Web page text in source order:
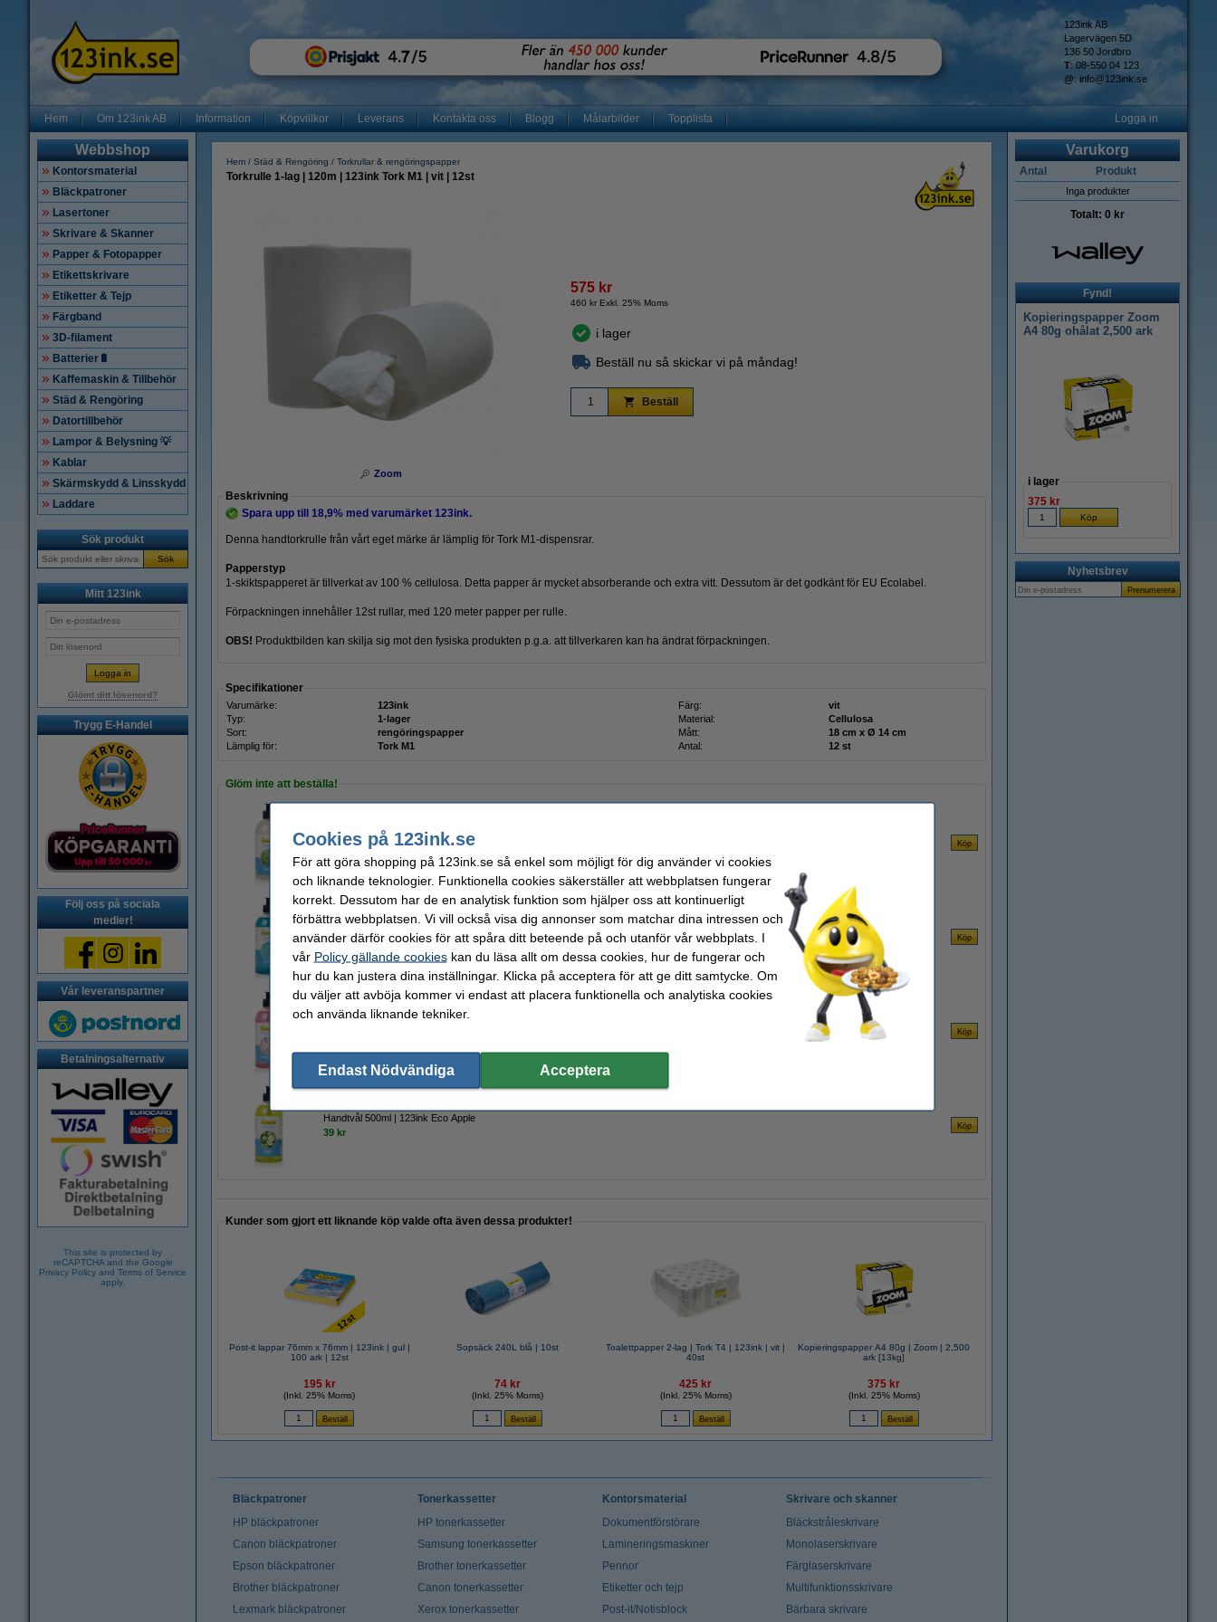
123ink AB
Lagervägen 5D
136 50 Jordbro
T: 08-550 04 123
@: info@123ink.se
Hem Om 123ink AB Information Köpvillkor Leverans Kontakta oss Blogg Målarbilder Topplista Logga in
Webbshop
Kontorsmaterial
Bläckpatroner
Lasertoner
Skrivare & Skanner
Papper & Fotopapper
Etikettskrivare
Etiketter & Tejp
Färgband
3D-filament
Batterier🔋
Kaffemaskin & Tillbehör
Städ & Rengöring
Datortillbehör
Lampor & Belysning 💡
Kablar
Skärmskydd & Linsskydd
Laddare
Sök produkt
Sök
Mitt 123ink
Glömt ditt lösenord?
Trygg E-Handel
Följ oss på sociala
medier!
Vår leveranspartner
Betalningsalternativ
This site is protected by
reCAPTCHA and the Google
Privacy Policy and Terms of Service
apply.
Hem Städ & Rengöring Torkrullar & rengöringspapper
Torkrulle 1-lag | 120m | 123ink Tork M1 | vit | 12st
Zoom
575 kr
460 kr Exkl. 25% Moms
i lager
Beställ nu så skickar vi på måndag!
Beställ
Beskrivning
Spara upp till 18,9% med varumärket 123ink.
Denna handtorkrulle från vårt eget märke är lämplig för Tork M1-dispensrar.
Papperstyp
1-skiktspapperet är tillverkat av 100 % cellulosa. Detta papper är mycket absorberande och extra vitt. Dessutom är det godkänt för EU Ecolabel.
Förpackningen innehåller 12st rullar, med 120 meter papper per rulle.
OBS! Produktbilden kan skilja sig mot den fysiska produkten p.g.a. att tillverkaren kan ha ändrat förpackningen.
Specifikationer
Varumärke: 123ink Färg:
vit
Typ:
1-lager Material:
Cellulosa
Sort:
rengöringspapper Mått:
18 cm x Ø 14 cm
Lämplig för:
Tork M1 Antal: 12 st
Glöm inte att beställa!
Handtvål 500ml | 123ink Eco Soft Aloe Vera
Handtvål 500ml | 123ink Eco Blue Lime
44 kr
Handtvål 500ml | 123ink Eco Apple
39 kr
Kunder som gjort ett liknande köp valde ofta även dessa produkter!
Post-it lappar 76mm x 76mm | 123ink | gul |
100 ark | 12st
195 kr
(Inkl. 25% Moms)
Sopsäck 240L blå | 10st
74 kr
(Inkl. 25% Moms)
Toalettpapper 2-lag | Tork T4 | 123ink | vit |
40st
425 kr
(Inkl. 25% Moms)
Kopieringspapper A4 80g | Zoom | 2,500
ark [13kg]
375 kr
(Inkl. 25% Moms)
Varukorg
Antal Produkt
Inga produkter
Totalt: 0 kr
Fynd!
Kopieringspapper Zoom
A4 80g ohålat 2,500 ark
i lager
375 kr
Nyhetsbrev
Bläckpatroner
HP bläckpatroner
Canon bläckpatroner
Epson bläckpatroner
Brother bläckpatroner
Lexmark bläckpatroner
Tonerkassetter
HP tonerkassetter
Samsung tonerkassetter
Brother tonerkassetter
Canon tonerkassetter
Xerox tonerkassetter
Kontorsmaterial
Dokumentförstörare
Lamineringsmaskiner
Pennor
Etiketter och tejp
Post-it/Notisblock
Skrivare och skanner
Bläckstråleskrivare
Monolaserskrivare
Färglaserskrivare
Multifunktionsskrivare
Bärbara skrivare
Cookies på 123ink.se
För att göra shopping på 123ink.se så enkel som möjligt för dig använder vi cookies
och liknande teknologier. Funktionella cookies säkerställer att webbplatsen fungerar
korrekt. Dessutom har de en analytisk funktion som hjälper oss att kontinuerligt
förbättra webbplatsen. Vi vill också visa dig annonser som matchar dina intressen och
använder därför cookies för att spåra ditt beteende på och utanför vår webbplats. I
vår Policy gällande cookieskan du läsa allt om dessa cookies, hur de fungerar och
hur du kan justera dina inställningar. Klicka på acceptera för att ge ditt samtycke. Om
du väljer att avböja kommer vi endast att placera funktionella och analytiska cookies
och använda liknande tekniker.
Endast Nödvändiga Acceptera